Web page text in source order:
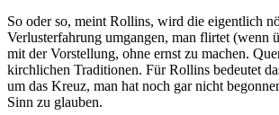
So oder so, meint Rollins, wird die eigentlich
Verlusterfahrung umgangen, man flirtet (wenn
mit der Vorstellung, ohne ernst zu machen.
kirchlichen Traditionen. Für Rollins bedeutet
um das Kreuz, man hat noch gar nicht
Sinn zu glauben.